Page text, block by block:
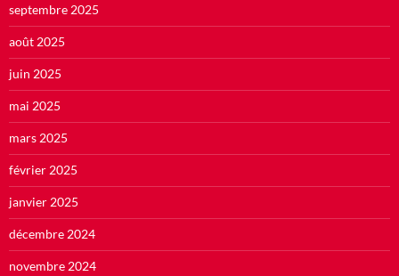
septembre 2025
août 2025
juin 2025
mai 2025
mars 2025
février 2025
janvier 2025
décembre 2024
novembre 2024